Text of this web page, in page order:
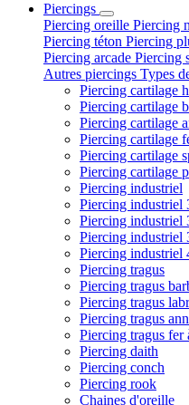
Piercings
Piercing oreille Piercing
Piercing téton Piercing
Piercing arcade Piercing
Autres piercings Types
Piercing cartilage
Piercing cartilage
Piercing cartilage
Piercing cartilage
Piercing cartilage
Piercing cartilage
Piercing industriel
Piercing industriel
Piercing industriel
Piercing industriel
Piercing industriel
Piercing tragus
Piercing tragus
Piercing tragus
Piercing tragus
Piercing tragus fer
Piercing daith
Piercing conch
Piercing rook
Chaines d'oreille